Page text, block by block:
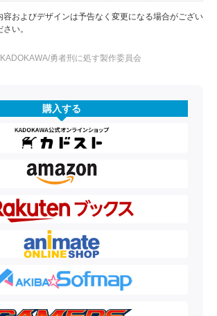
およびデザインは予告なく変更になる場合がござい
い。
勇者刑に処す製作委員会
購入する